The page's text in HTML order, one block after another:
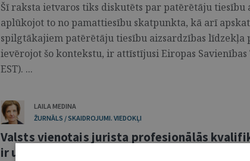
Šī raksta ietvaros tiks diskutēts par patērētāju tiesību
aplūkojot to no pamattiesību skatpunkta, kā arī
spilgtākajiem patērētāju tiesību aizsardzības līdzekļa
ievērojot šo kontekstu, ir attīstījusi Eiropas
EST). ...
LAILA MEDINA
ŽURNĀLS / SKAIDROJUMI. VIEDOKĻI
Valsts vienotais jurista profesionālās
ir un būs. Bet kāds?